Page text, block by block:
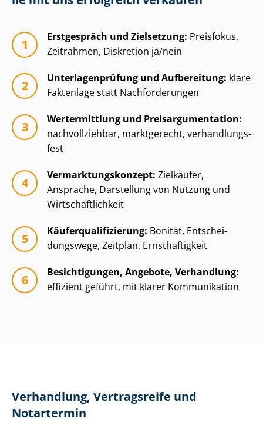
Erstgespräch und Zielsetzung: Preisfokus,
Zeitrahmen, Diskretion ja/nein
Un­ter­la­gen­prü­fung und Aufbereitung: klare
Faktenlage statt Nachforderungen
Wertermittlung und Preisar­gu­men­ta­ti­on:
nachvollziehbar, marktgerecht, ver­hand­lungs­
fest
Ver­mark­tungs­kon­zept: Zielkäufer,
Ansprache, Darstellung von Nutzung und
Wirt­schaft­lich­keit
Käu­fer­qua­li­fi­zie­rung: Bonität, Ent­schei­
dungs­we­ge, Zeitplan, Ernsthaftigkeit
Besichtigungen, Angebote, Verhandlung:
effizient geführt, mit klarer Kommunikation
Verhandlung, Vertragsreife und
Notartermin